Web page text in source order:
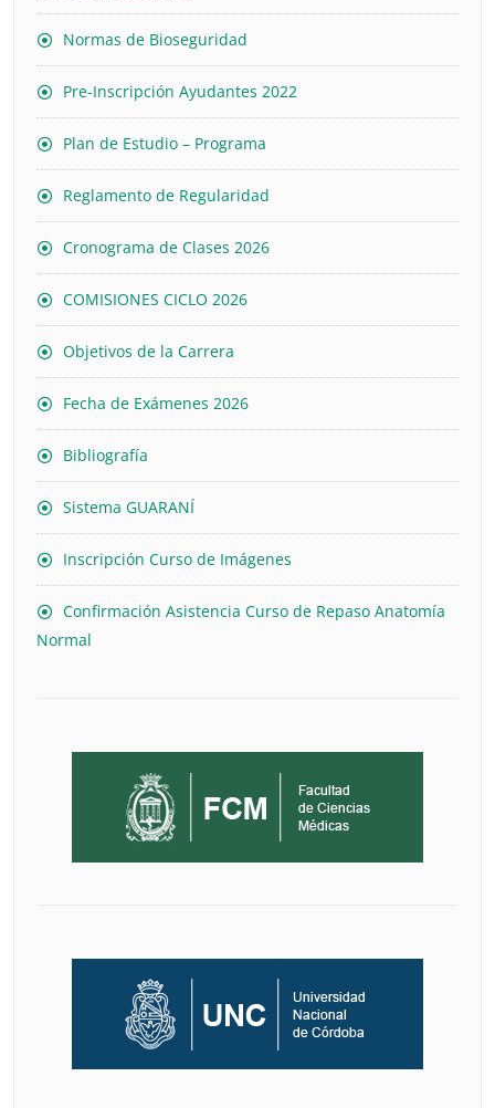
Normas de Bioseguridad
Pre-Inscripción Ayudantes 2022
Plan de Estudio – Programa
Reglamento de Regularidad
Cronograma de Clases 2026
COMISIONES CICLO 2026
Objetivos de la Carrera
Fecha de Exámenes 2026
Bibliografía
Sistema GUARANÍ
Inscripción Curso de Imágenes
Confirmación Asistencia Curso de Repaso Anatomía
Normal